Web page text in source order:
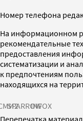
Номер телефона
На информационном
рекомендательные
предоставления
систематизации и
к предпочтениям
находящихся на
SPARROWINFOX
Перепечатка